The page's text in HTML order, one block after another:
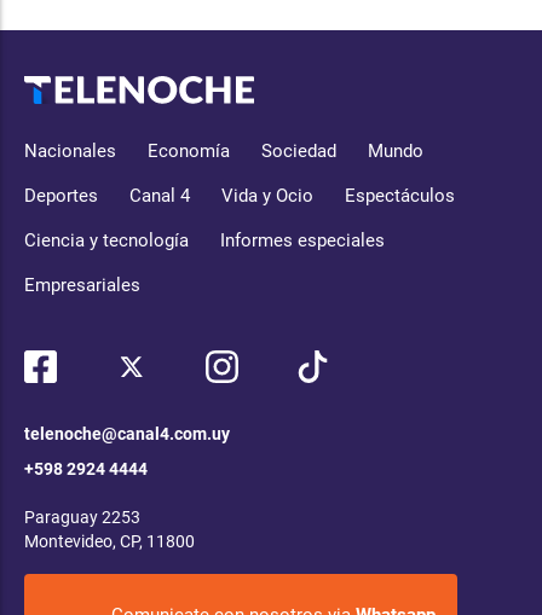
Nacionales Economía Sociedad Mundo
Deportes Canal 4 Vida y Ocio Espectáculos
Ciencia y tecnología Informes especiales
Empresariales
telenoche@canal4.com.uy
+598 2924 4444
Paraguay 2253
Montevideo, CP, 11800